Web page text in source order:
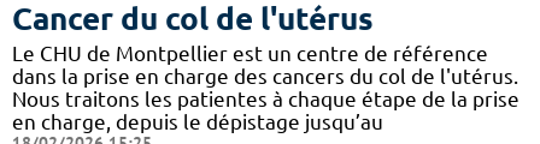
Cancer du col de l'utérus
Le CHU de Montpellier est un centre de référence
dans la prise en charge des cancers du col de l'utérus.
Nous traitons les patientes à chaque étape de la prise
en charge, depuis le dépistage jusqu’au